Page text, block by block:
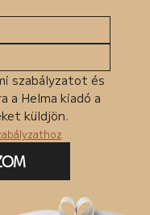
szabályzatot és
a Helma kiadó a
küldjön.